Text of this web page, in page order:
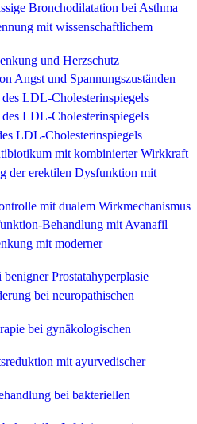
Bronchodilatation bei Asthma
mit wissenschaftlichem
und Herzschutz
Angst und Spannungszuständen
LDL-Cholesterinspiegels
LDL-Cholesterinspiegels
LDL-Cholesterinspiegels
mit kombinierter Wirkkraft
der erektilen Dysfunktion mit
mit dualem Wirkmechanismus
Behandlung mit Avanafil
mit moderner
Prostatahyperplasie
bei neuropathischen
bei gynäkologischen
mit ayurvedischer
bei bakteriellen